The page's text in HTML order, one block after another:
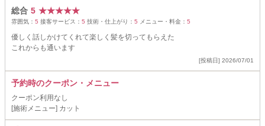
総合 5 ★★★★★
雰囲気： 5 接客サービス： 5 技術・仕上がり： 5 メニュー・料金： 5
優しく話しかけてくれて楽しく髪を切ってもらえた
これからも通います
[投稿日] 2026/07/01
予約時のクーポン・メニュー
クーポン利用なし
[施術メニュー] カット